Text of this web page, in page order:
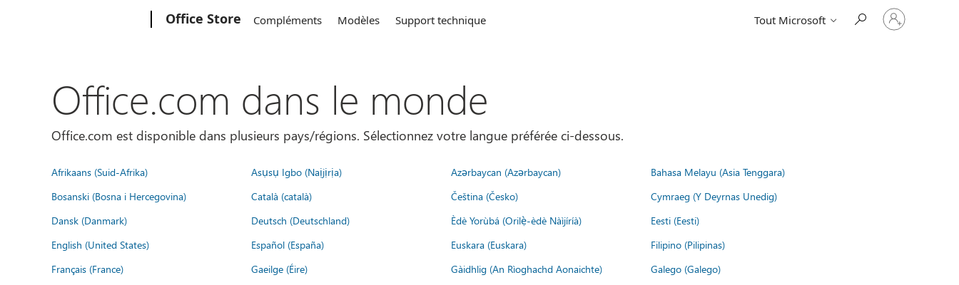
Office Store Compléments Modèles Support technique Tout Microsoft
Connectez-
vous
Office.com dans le monde
Office.com est disponible dans plusieurs pays/régions. Sélectionnez votre langue préférée ci-dessous.
Afrikaans (Suid-Afrika) Asụsụ Igbo (Naịjịrịa) Azərbaycan (Azərbaycan)
Bahasa Melayu (Asia Tenggara)
Bosanski (Bosna i Hercegovina)
Català (català) Čeština (Česko)
Cymraeg (Y Deyrnas Unedig)
Dansk (Danmark)
Deutsch (Deutschland) Èdè Yorùbá (Orilẹ̀-èdè Nàìjíríà)
Eesti (Eesti)
English (United States)
Español (España) Euskara (Euskara)
Filipino (Pilipinas)
Français (France)
Gaeilge (Éire) Gàidhlig (An Rìoghachd Aonaichte)
Galego (Galego)